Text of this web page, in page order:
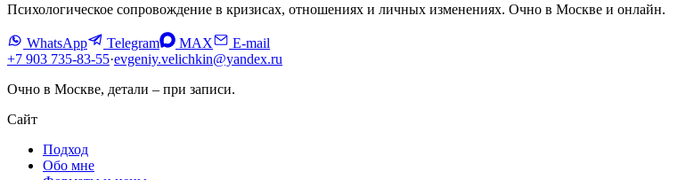
Психологическое сопровождение в кризисах, отношениях и личных изменениях. Очно в Москве и онлайн.
WhatsApp Telegram MAX
E-mail
+7 903 735-83-55·evgeniy.velichkin@yandex.ru
Очно в Москве, детали – при записи.
Сайт
Подход
Обо мне